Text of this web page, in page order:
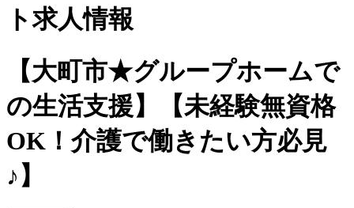
ト求人情報
【大町市★グループホームで
の生活支援】【未経験無資格
OK！介護で働きたい方必見
♪】